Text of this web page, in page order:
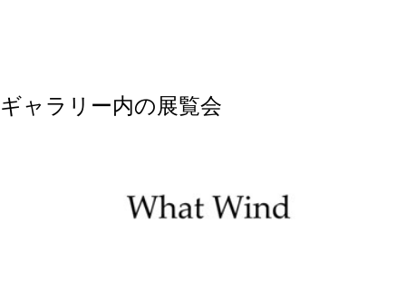
ギャラリー内の展覧会